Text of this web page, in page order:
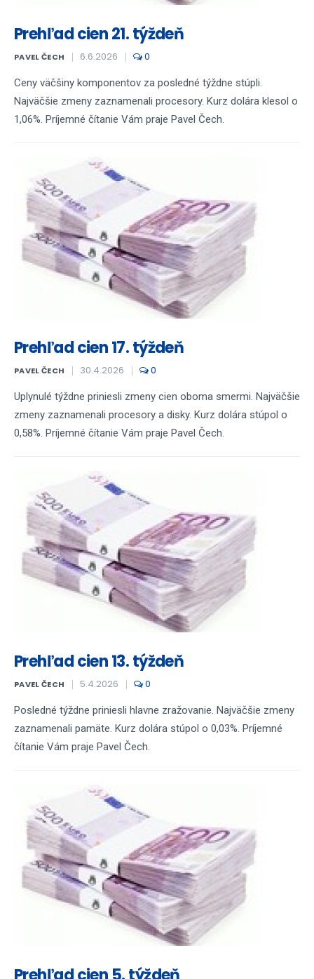
Prehľad cien 21. týždeň
PAVEL ČECH 6.6.2026 0
Ceny väčšiny komponentov za posledné týždne stúpli.
Najväčšie zmeny zaznamenali procesory. Kurz dolára klesol o
1,06%. Príjemné čítanie Vám praje Pavel Čech.
Prehľad cien 17. týždeň
PAVEL ČECH 30.4.2026 0
Uplynulé týždne priniesli zmeny cien oboma smermi. Najväčšie
zmeny zaznamenali procesory a disky. Kurz dolára stúpol o
0,58%. Príjemné čítanie Vám praje Pavel Čech.
Prehľad cien 13. týždeň
PAVEL ČECH 5.4.2026 0
Posledné týždne priniesli hlavne zražovanie. Najväčšie zmeny
zaznamenali pamäte. Kurz dolára stúpol o 0,03%. Príjemné
čítanie Vám praje Pavel Čech.